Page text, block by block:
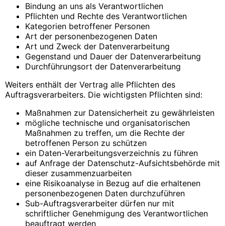
Bindung an uns als Verantwortlichen
Pflichten und Rechte des Verantwortlichen
Kategorien betroffener Personen
Art der personenbezogenen Daten
Art und Zweck der Datenverarbeitung
Gegenstand und Dauer der Datenverarbeitung
Durchführungsort der Datenverarbeitung
Weiters enthält der Vertrag alle Pflichten des
Auftragsverarbeiters. Die wichtigsten Pflichten sind:
Maßnahmen zur Datensicherheit zu gewährleisten
mögliche technische und organisatorischen
Maßnahmen zu treffen, um die Rechte der
betroffenen Person zu schützen
ein Daten-Verarbeitungsverzeichnis zu führen
auf Anfrage der Datenschutz-Aufsichtsbehörde mit
dieser zusammenzuarbeiten
eine Risikoanalyse in Bezug auf die erhaltenen
personenbezogenen Daten durchzuführen
Sub-Auftragsverarbeiter dürfen nur mit
schriftlicher Genehmigung des Verantwortlichen
beauftragt werden